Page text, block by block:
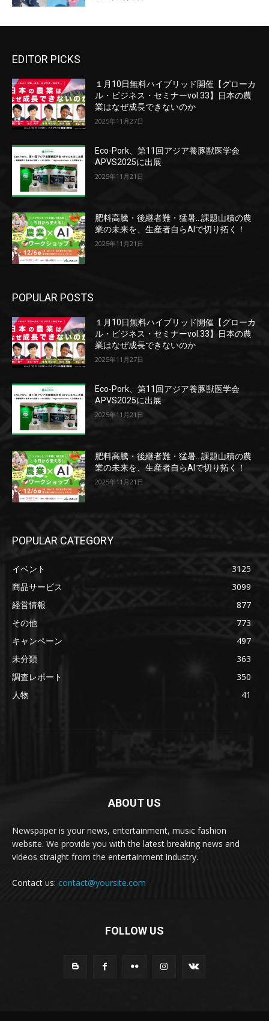
EDITOR PICKS
１月10日無料ハイブリッド開催【グローカ
ル・ビジネス・セミナーvol.33】日本の農
業はなぜ成長できないのか
2025年11月27日
Eco-Pork、第11回アジア養豚獣医学会
APVS2025に出展
2025年11月21日
肥料高騰・後継者難・猛暑…課題山積の農
業の未来を、生産者自らAIで切り拓く！
2025年11月21日
POPULAR POSTS
１月10日無料ハイブリッド開催【グローカ
ル・ビジネス・セミナーvol.33】日本の農
業はなぜ成長できないのか
2025年11月27日
Eco-Pork、第11回アジア養豚獣医学会
APVS2025に出展
2025年11月21日
肥料高騰・後継者難・猛暑…課題山積の農
業の未来を、生産者自らAIで切り拓く！
2025年11月21日
POPULAR CATEGORY
イベント
3125
商品サービス
3099
経営情報
877
その他
773
キャンペーン
497
未分類
363
調査レポート
350
人物
41
ABOUT US
Newspaper is your news, entertainment, music fashion
website. We provide you with the latest breaking news and
videos straight from the entertainment industry.
Contact us: contact@yoursite.com
FOLLOW US